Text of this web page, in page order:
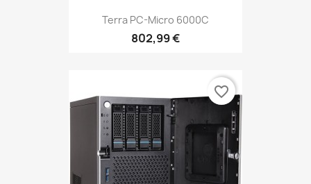
Terra PC-Micro 6000C
802,99 €
favorite_border